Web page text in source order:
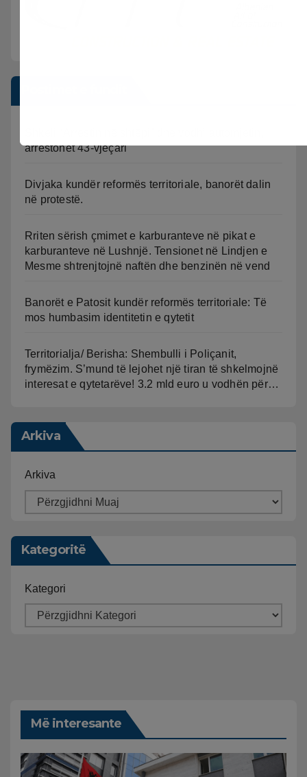
arrestohet 43-vjeçari
Divjaka kundër reformës territoriale, banorët dalin
në protestë.
Rriten sërish çmimet e karburanteve në pikat e
karburanteve në Lushnjë. Tensionet në Lindjen e
Mesme shtrenjtojnë naftën dhe benzinën në vend
Banorët e Patosit kundër reformës territoriale: Të
mos humbasim identitetin e qytetit
Territorialja/ Berisha: Shembulli i Poliçanit,
frymëzim. S’mund të lejohet një tiran të shkelmojnë
interesat e qytetarëve! 3.2 mld euro u vodhën për…
Arkiva
Arkiva
Kategoritë
Kategori
Më interesante